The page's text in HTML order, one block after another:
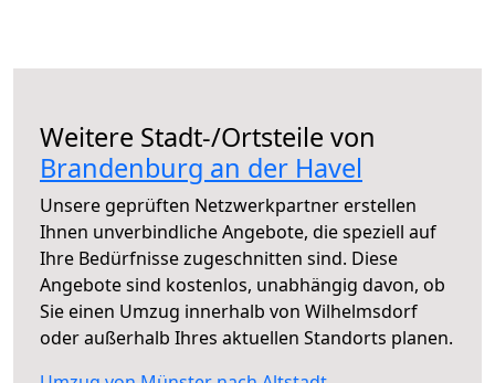
Weitere Stadt-/Ortsteile von
Brandenburg an der Havel
Unsere geprüften Netzwerkpartner erstellen
Ihnen unverbindliche Angebote, die speziell auf
Ihre Bedürfnisse zugeschnitten sind. Diese
Angebote sind kostenlos, unabhängig davon, ob
Sie einen Umzug innerhalb von Wilhelmsdorf
oder außerhalb Ihres aktuellen Standorts planen.